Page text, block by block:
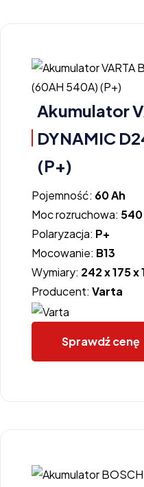
Akumulator
DYNAMIC
(P+)
Pojemność: 60 Ah
Moc rozruchowa: 540
Polaryzacja: P+
Mocowanie: B13
Wymiary: 242 x 175 x
Producent: Varta
Sprawdź cenę